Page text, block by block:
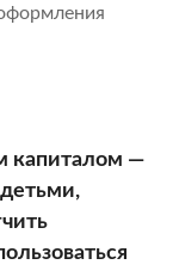
капиталом —